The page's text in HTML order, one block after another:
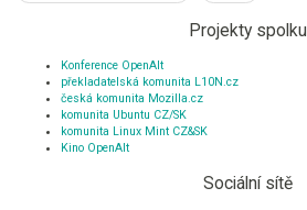
Projekty spolku
Konference OpenAlt
překladatelská komunita L10N.cz
česká komunita Mozilla.cz
komunita Ubuntu CZ/SK
komunita Linux Mint CZ&SK
Kino OpenAlt
Sociální sítě